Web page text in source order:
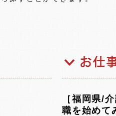
［福岡県/
職を始めて